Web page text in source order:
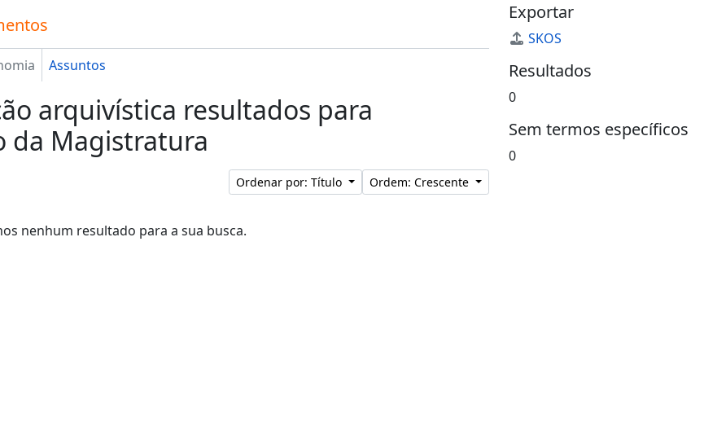
Assuntos
arquivística resultados para
da Magistratura
Ordenar por: Título Ordem: Crescente
nenhum resultado para a sua busca.
Exportar
SKOS
Resultados
0
Sem termos específicos
0